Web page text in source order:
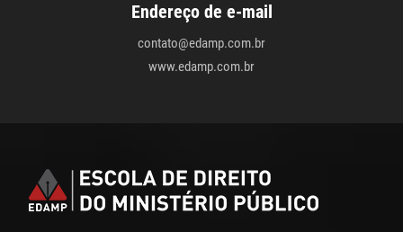
Endereço de e-mail
contato@edamp.com.br
www.edamp.com.br